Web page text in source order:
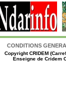
CONDITIONS
CopyrightCRIDEM
Enseigne de Cridem